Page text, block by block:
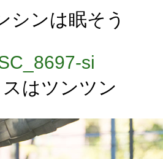
シンは眠そう
スはツンツン